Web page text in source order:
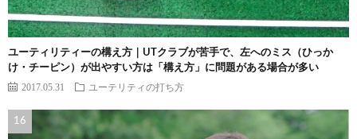
ユーティリティーの構え方｜UTクラブが苦手で、左へのミス（ひっか
け・チーピン）が出やすい方は「構え方」に問題がある場合が多い
2017.05.31 ユーテリティの打ち方